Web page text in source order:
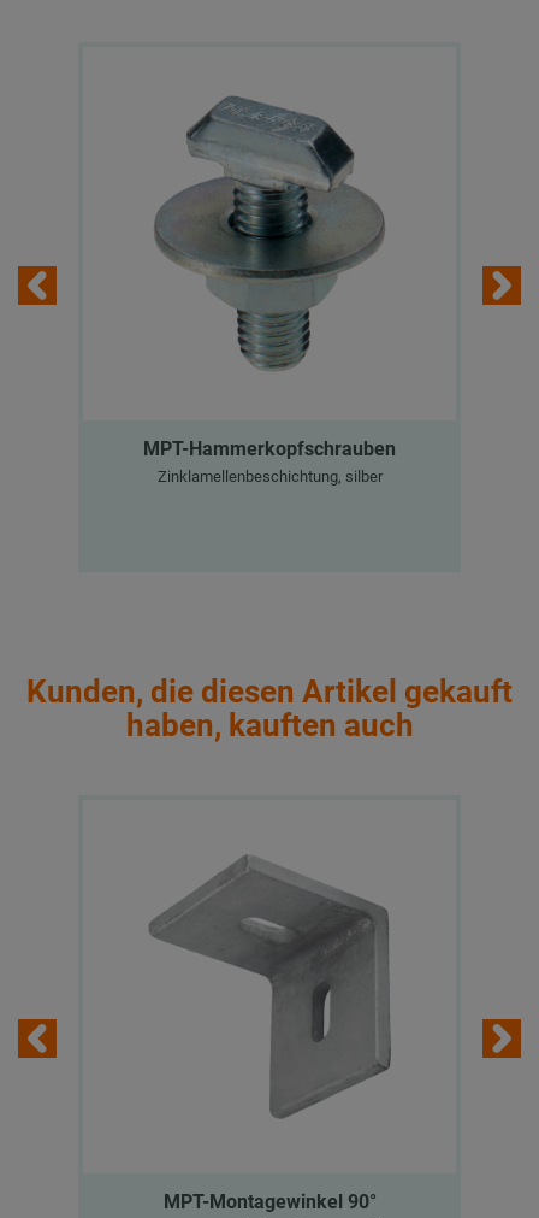
MPT-Hammerkopfschrauben
Zinklamellenbeschichtung, silber
Kunden, die diesen Artikel gekauft
haben, kauften auch
MPT-Montagewinkel 90°